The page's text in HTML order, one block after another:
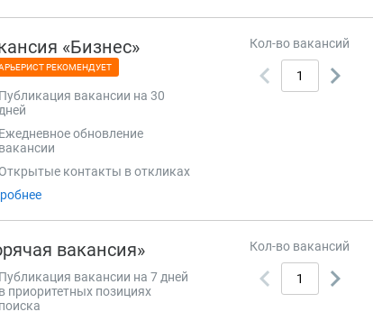
«Бизнес»
РЕКОМЕНДУЕТ
Публикация вакансии на 30
дней
Ежедневное обновление
вакансии
Открытые контакты в откликах
Кол-во вакансий
вакансия»
Публикация вакансии на 7 дней
в приоритетных позициях
поиска
Кол-во вакансий